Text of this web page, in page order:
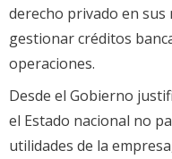
derecho privado en
gestionar créditos
operaciones.
Desde el Gobierno
el Estado nacional no
utilidades de la